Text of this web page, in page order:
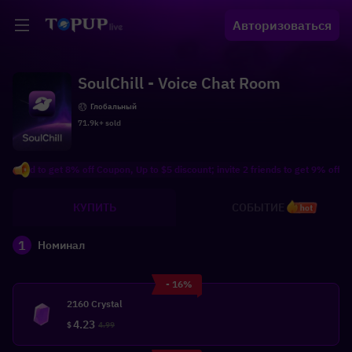
Авторизоваться
SoulChill - Voice Chat Room
Глобальный
71.9k+ sold
to get 8% off Coupon, Up to $5 discount; invite 2 friends to get 9% off
КУПИТЬ hot
1 Номинал
- 16%
2160 Crystal
$4.23 4.99